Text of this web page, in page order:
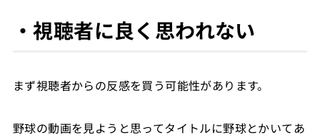
・視聴者に良く思われない
まず視聴者からの反感を買う可能性があります。
野球の動画を見ようと思ってタイトルに野球とかいてあ